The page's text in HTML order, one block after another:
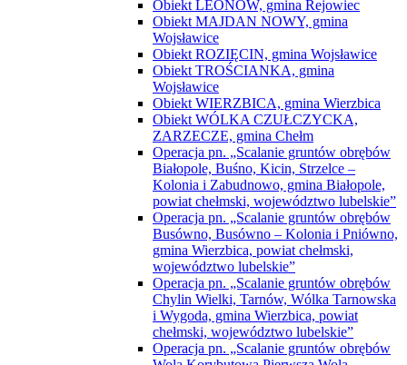
Obiekt LEONÓW, gmina Rejowiec
Obiekt MAJDAN NOWY, gmina
Wojsławice
Obiekt ROZIĘCIN, gmina Wojsławice
Obiekt TROŚCIANKA, gmina
Wojsławice
Obiekt WIERZBICA, gmina Wierzbica
Obiekt WÓLKA CZUŁCZYCKA,
ZARZECZE, gmina Chełm
Operacja pn. „Scalanie gruntów obrębów
Białopole, Buśno, Kicin, Strzelce –
Kolonia i Zabudnowo, gmina Białopole,
powiat chełmski, województwo lubelskie”
Operacja pn. „Scalanie gruntów obrębów
Busówno, Busówno – Kolonia i Pniówno,
gmina Wierzbica, powiat chełmski,
województwo lubelskie”
Operacja pn. „Scalanie gruntów obrębów
Chylin Wielki, Tarnów, Wólka Tarnowska
i Wygoda, gmina Wierzbica, powiat
chełmski, województwo lubelskie”
Operacja pn. „Scalanie gruntów obrębów